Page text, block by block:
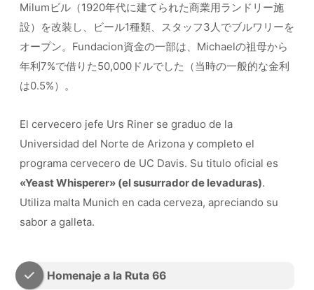
Milumビル（1920年代に建てられた商業用ランドリー施
設）を改装し、ビール1種類、スタッフ3人でブルワリーを
オープン。Fundacion資金の一部は、Michaelの祖母から
年利7%で借りた50,000ドルでした（当時の一般的な金利
は0.5%）。
El cervecero jefe Urs Riner se graduo de la
Universidad del Norte de Arizona y completo el
programa cervecero de UC Davis. Su titulo oficial es
«Yeast Whisperer» (el susurrador de levaduras).
Utiliza malta Munich en cada cerveza, apreciando su
sabor a galleta.
Homenaje a la Ruta 66